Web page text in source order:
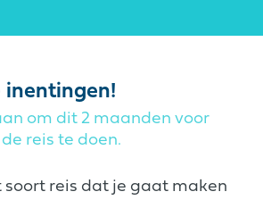
inentingen!
om dit 2 maanden voor
reis te doen.
soort reis dat je gaat maken